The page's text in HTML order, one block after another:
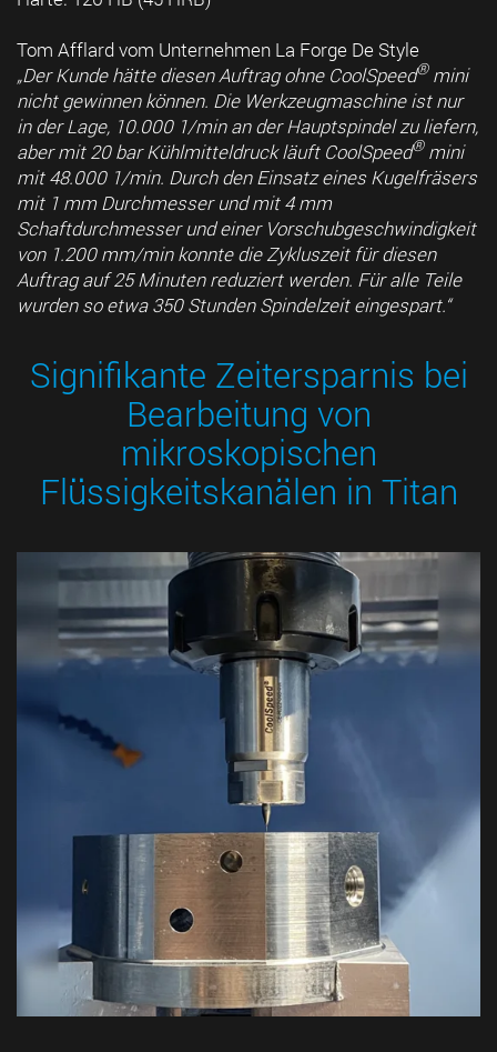
Tom Afflard vom Unternehmen La Forge De Style
„Der Kunde hätte diesen Auftrag ohne CoolSpeed®mini
nicht gewinnen können. Die Werkzeugmaschine ist nur
in der Lage, 10.000 1/min an der Hauptspindel zu liefern,
aber mit 20 bar Kühlmitteldruck läuft CoolSpeed®mini
mit 48.000 1/min. Durch den Einsatz eines Kugelfräsers
mit 1 mm Durchmesser und mit 4 mm
Schaftdurchmesser und einer Vorschubgeschwindigkeit
von 1.200 mm/min konnte die Zykluszeit für diesen
Auftrag auf 25 Minuten reduziert werden. Für alle Teile
wurden so etwa 350 Stunden Spindelzeit eingespart.“
Signifikante Zeitersparnis bei
Bearbeitung von
mikroskopischen
Flüssigkeitskanälen in Titan